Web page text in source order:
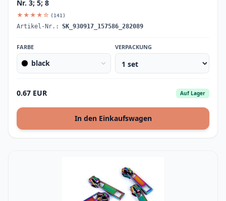
Nr. 3; 5; 8
★★★★☆ (141)
Artikel-Nr.: SK_930917_157586_282089
FARBE
black
VERPACKUNG
0.67 EUR Auf Lager
In den Einkaufswagen